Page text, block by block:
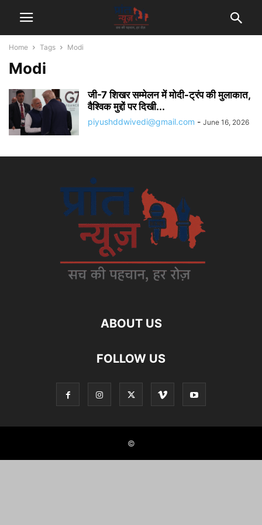
Home Tags Modi
Modi
जी-7 शिखर सम्मेलन में मोदी-ट्रंप की मुलाकात,
वैश्विक मुद्दों पर दिखी...
piyushddwivedi@gmail.com - June 16, 2026
ABOUT US
FOLLOW US
©